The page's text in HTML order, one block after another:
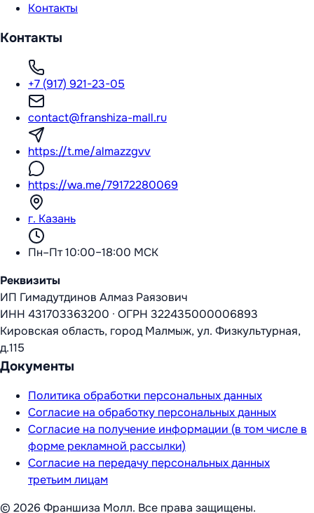
Контакты
Контакты
+7 (917) 921-23-05
contact@franshiza-mall.ru
https://t.me/almazzgvv
https://wa.me/79172280069
г. Казань
Пн–Пт 10:00–18:00 МСК
Реквизиты
ИП Гимадутдинов Алмаз Раязович
ИНН 431703363200 · ОГРН 322435000006893
Кировская область, город Малмыж, ул. Физкультурная,
д.115
Документы
Политика обработки персональных данных
Согласие на обработку персональных данных
Согласие на получение информации (в том числе в
форме рекламной рассылки)
Согласие на передачу персональных данных
третьим лицам
© 2026 Франшиза Молл. Все права защищены.